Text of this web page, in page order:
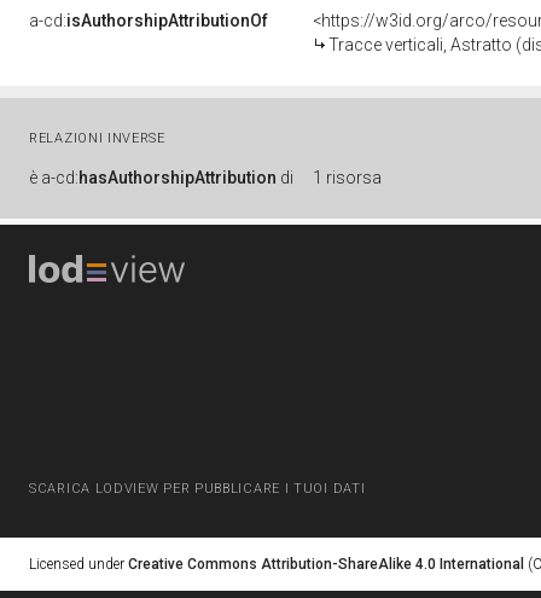
a-cd:isAuthorshipAttributionOf
<https://w3id.org/arco/
Tracce verticali, Astratto
RELAZIONI INVERSE
è a-cd:hasAuthorshipAttribution di 1 risorsa
SCARICA LODVIEW PER PUBBLICARE I TUOI DATI
Licensed under Creative Commons Attribution-ShareAlike 4.0 International